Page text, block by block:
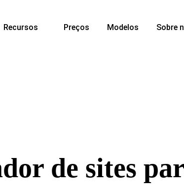
Recursos Preços Modelos Sobre
de sites